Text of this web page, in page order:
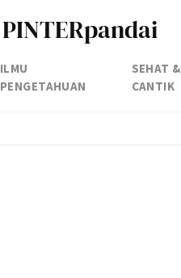
PINTERpandai
ILMU
PENGETAHUAN
SEHAT &
CANTIK